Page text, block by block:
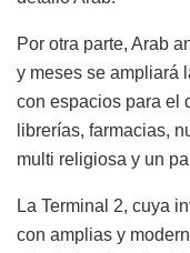
Por otra parte, Arab
y meses se ampliará
con espacios para el
librerías, farmacias,
multi religiosa y un
La Terminal 2, cuya
con amplias y